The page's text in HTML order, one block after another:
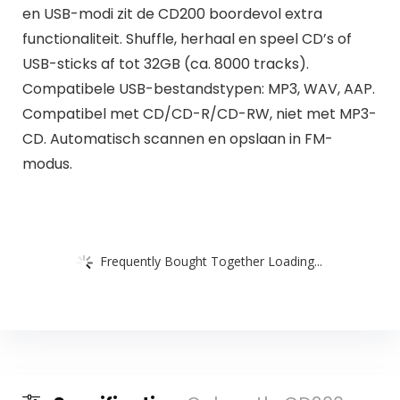
en USB-modi zit de CD200 boordevol extra
functionaliteit. Shuffle, herhaal en speel CD’s of
USB-sticks af tot 32GB (ca. 8000 tracks).
Compatibele USB-bestandstypen: MP3, WAV, AAP.
Compatibel met CD/CD-R/CD-RW, niet met MP3-
CD. Automatisch scannen en opslaan in FM-
modus.
Frequently Bought Together Loading...